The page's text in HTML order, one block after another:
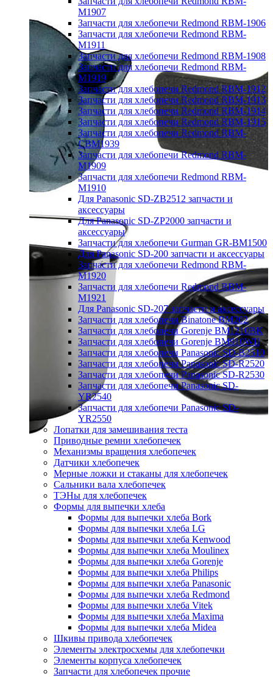
M1907
Запчасти для хлебопечи Redmond RBM-1906
Запчасти для хлебопечи Redmond RBM-
M1911
Запчасти для хлебопечи Redmond RBM-1908
Запчасти для хлебопечи Redmond RBM-
M1919
Запчасти для хлебопечи Redmond RBM-1912
Запчасти для хлебопечи Redmond RBM-1913
Запчасти для хлебопечи Redmond RBM-1914
Запчасти для хлебопечи Redmond RBM-1915
Запчасти для хлебопечи Redmond RBM-
CBM1939
Запчасти для хлебопечи Redmond RBM-
M1909
Запчасти для хлебопечи Redmond RBM-
M1910
Для Panasonic SD-ZB2512 запчасти и
аксессуары
Для Panasonic SD-ZP2000 запчасти и
аксессуары
Запчасти для хлебопечи Gurman GR-BM1500
Для Panasonic SD-200 запчасти и аксессуары
Запчасти для хлебопечи Redmond RBM-
M1920
Запчасти для хлебопечи Redmond RBM-
M1921
Для Panasonic SD-207 запчасти и аксессуары
Запчасти для хлебопечи Binatone BM202
Запчасти для хлебопечи Gorenje BM1210BK
Запчасти для хлебопечи Gorenje BM910WII
Запчасти для хлебопечи Panasonic SD-B2510
Запчасти для хлебопечи Panasonic SD-R2520
Запчасти для хлебопечи Panasonic SD-R2530
Запчасти для хлебопечи Panasonic SD-
YR2540
Запчасти для хлебопечи Panasonic SD-
YR2550
Лопатки для замешивания теста
Приводные ремни хлебопечек
Механизмы вращения хлебопечек
Датчики хлебопечек
Мерные ложки и стаканы для хлебопечек
Сальники вала хлебопечек
ТЭНы для хлебопечек
Формы для выпечки хлеба
Формы для выпечки хлеба Bork
Формы для выпечки хлеба LG
Формы для выпечки хлеба Kenwood
Формы для выпечки хлеба Moulinex
Формы для выпечки хлеба Gorenje
Формы для выпечки хлеба Philips
Формы для выпечки хлеба Panasonic
Формы для выпечки хлеба Redmond
Формы для выпечки хлеба Vitek
Формы для выпечки хлеба Maxima
Формы для выпечки хлеба Midea
Шкивы привода хлебопечек
Элементы электросхемы для хлебопечки
Элементы корпуса хлебопечек
Запчасти для хлебопечек прочие